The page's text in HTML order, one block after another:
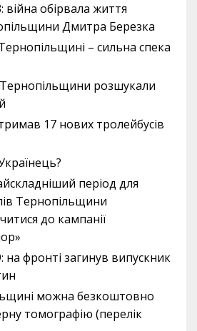
обірвала життя
Дмитра Березка
– сильна спека
Тернопільщини розшукали
17 нових тролейбусів
період для
Тернопільщини
до кампанії
на фронті загинув випускник
можна безкоштовно
томографію (перелік